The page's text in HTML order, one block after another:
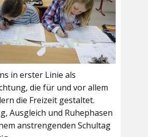
in erster Linie als
die für und vor allem
die Freizeit gestaltet.
Ausgleich und Ruhephasen
anstrengenden Schultag